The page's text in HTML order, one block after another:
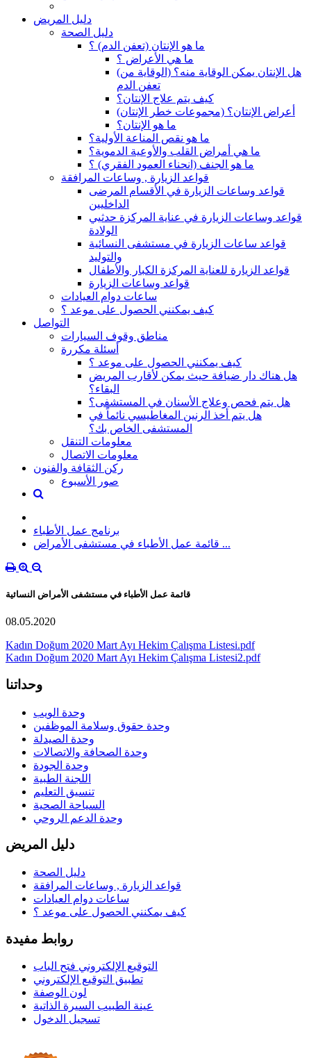
دليل المريض
دليل الصحة
ما هو الإنتان (تعفن الدم) ؟
ما هي الأعراض ؟
(هل الإنتان يمكن الوقاية منه؟ (الوقاية من
تعفن الدم
كيف يتم علاج الإنتان؟
(أعراض الإنتان؟ (مجموعات خطر الإنتان
ما هو الإنتان؟
ما هو نقص المناعة الأولية؟
ما هي أمراض القلب والأوعية الدموية؟
ما هو الجنف (انحناء العمود الفقري) ؟
قواعد الزيارة , وساعات المرافقة
قواعد وساعات الزيارة في الأقسام المرضى
الداخليين
قواعد وساعات الزيارة في عناية المركزة حدثيي
الولادة
قواعد ساعات الزيارة في مستشفى النسائية
والتوليد
قواعد الزيارة للعناية المركزة الكبار والأطفال
قواعد وساعات الزيارة
ساعات دوام العيادات
كيف يمكنني الحصول على موعد ؟
التواصل
مناطق وقوف السيارات
أسئلة مكررة
كيف يمكنني الحصول على موعد ؟
هل هناك دار ضيافة حيث يمكن لأقارب المريض
البقاء؟
هل يتم فحص وعلاج الأسنان في المستشفى؟
هل يتم أخذ الرنين المغاطيسي نائماً في
المستشفى الخاص بك؟
معلومات التنقل
معلومات الاتصال
ركن الثقافة والفنون
صور الأسبوع
برنامج عمل الأطباء
قائمة عمل الأطباء في مستشفى الأمراض ...
قائمة عمل الأطباء في مستشفى الأمراض النسائية
08.05.2020
Kadın Doğum 2020 Mart Ayı Hekim Çalışma Listesi.pdf
Kadın Doğum 2020 Mart Ayı Hekim Çalışma Listesi2.pdf
وحداتنا
وحدة الويب
وحدة حقوق وسلامة الموظفين
وحدة الصيدلة
وحدة الصحافة والاتصالات
وحدة الجودة
اللجنة الطبية
تنسيق التعليم
السياحة الصحية
وحدة الدعم الروحي
دليل المريض
دليل الصحة
قواعد الزيارة , وساعات المرافقة
ساعات دوام العيادات
كيف يمكنني الحصول على موعد ؟
روابط مفيدة
التوقيع الإلكتروني فتح الباب
تطبيق التوقيع الإلكتروني
لون الوصفة
عينة الطبيب السيرة الذاتية
تسجيل الدخول